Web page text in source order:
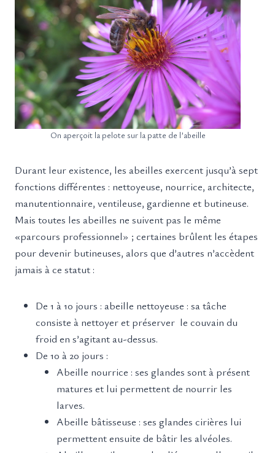
On aperçoit la pelote sur la patte de l’abeille
Durant leur existence, les abeilles exercent jusqu’à sept
fonctions différentes : nettoyeuse, nourrice, architecte,
manutentionnaire, ventileuse, gardienne et butineuse.
Mais toutes les abeilles ne suivent pas le même
«parcours professionnel» ; certaines brûlent les étapes
pour devenir butineuses, alors que d’autres n’accèdent
jamais à ce statut :
De 1 à 10 jours : abeille nettoyeuse : sa tâche
consiste à nettoyer et préserver le couvain du
froid en s’agitant au-dessus.
De 10 à 20 jours :
Abeille nourrice : ses glandes sont à présent
matures et lui permettent de nourrir les
larves.
Abeille bâtisseuse : ses glandes cirières lui
permettent ensuite de bâtir les alvéoles.